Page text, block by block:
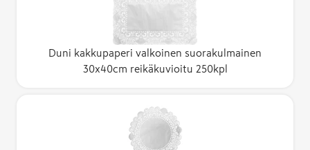
Duni kakkupaperi valkoinen suorakulmainen
30x40cm reikäkuvioitu 250kpl